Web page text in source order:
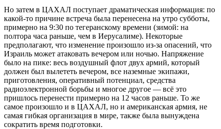
Но затем в ЦАХАЛ поступает драматическая информация: по
какой-то причине встреча была перенесена на утро субботы,
примерно на 9:30 по тегеранскому времени (зимой: на
полтора часа раньше, чем в Иерусалиме). Некоторые
предполагают, что изменение произошло из-за опасений, что
Израиль может атаковать вечером или ночью. Напряжение
было на пике: весь воздушный флот двух армий, который
должен был вылететь вечером, все наземные экипажи,
приготовления, оперативный потенциал, средства
радиоэлектронной борьбы и многое другое — всё это
пришлось перенести примерно на 12 часов раньше. То же
самое произошло и в ЦАХАЛ, но и американская армия, не
самая гибкая организация в мире, также была вынуждена
сократить время подготовки.